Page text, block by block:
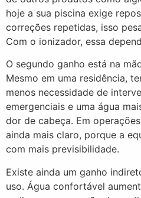
hoje a sua piscina exige
correções repetidas, isso
Com o ionizador, essa
O segundo ganho está na
Mesmo em uma residência,
menos necessidade de
emergenciais e uma água
dor de cabeça. Em
ainda mais claro, porque a
com mais previsibilidade.
Existe ainda um ganho
uso. Água confortável